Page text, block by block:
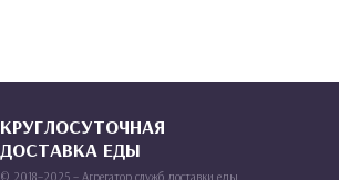
КРУГЛОСУТОЧНАЯ
ДОСТАВКА ЕДЫ
© 2018–2025 – Агрегатор служб доставки еды